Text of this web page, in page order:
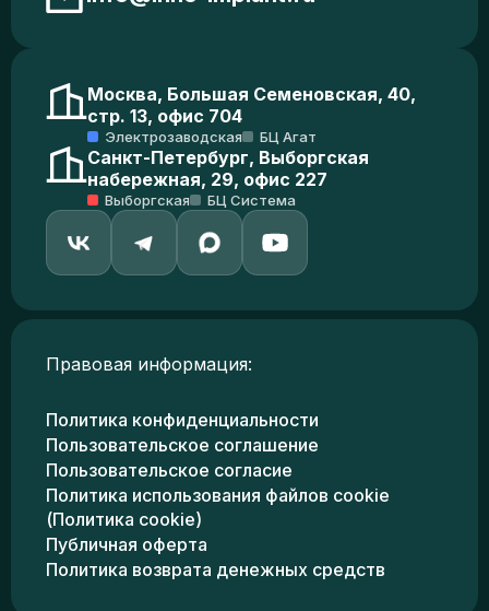
Москва, Большая Семеновская, 40,
стр. 13, офис 704
Электрозаводская БЦ Агат
Санкт-Петербург, Выборгская
набережная, 29, офис 227
Выборгская БЦ Система
Правовая информация:
Политика конфиденциальности
Пользовательское соглашение
Пользовательское согласие
Политика использования файлов cookie
(Политика cookie)
Публичная оферта
Политика возврата денежных средств